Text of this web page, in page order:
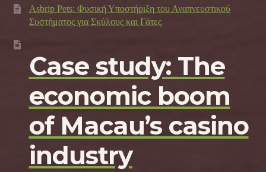
Asbrip Pets: Φυσική Υποστήριξη του Αναπνευστικού
Συστήματος για Σκύλους και Γάτες
Case study: The
economic boom
of Macau’s casino
industry